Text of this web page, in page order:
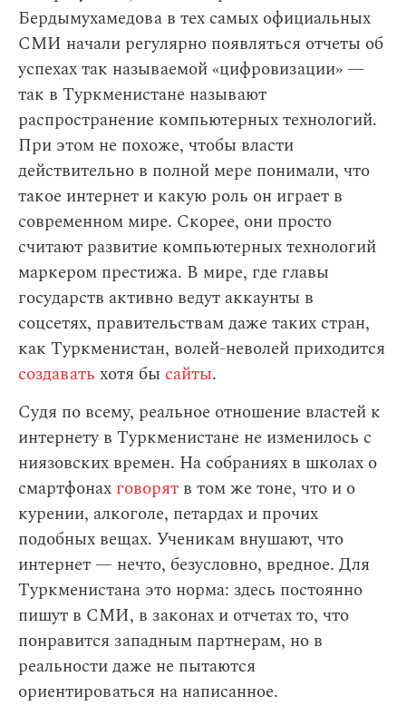
Бердымухамедова в тех самых официальных
СМИ начали регулярно появляться отчеты об
успехах так называемой «цифровизации» —
так в Туркменистане называют
распространение компьютерных технологий.
При этом не похоже, чтобы власти
действительно в полной мере понимали, что
такое интернет и какую роль он играет в
современном мире. Скорее, они просто
считают развитие компьютерных технологий
маркером престижа. В мире, где главы
государств активно ведут аккаунты в
соцсетях, правительствам даже таких стран,
как Туркменистан, волей-неволей приходится
создавать хотя бы сайты.
Судя по всему, реальное отношение властей к
интернету в Туркменистане не изменилось с
ниязовских времен. На собраниях в школах о
смартфонах говорят в том же тоне, что и о
курении, алкоголе, петардах и прочих
подобных вещах. Ученикам внушают, что
интернет — нечто, безусловно, вредное. Для
Туркменистана это норма: здесь постоянно
пишут в СМИ, в законах и отчетах то, что
понравится западным партнерам, но в
реальности даже не пытаются
ориентироваться на написанное.